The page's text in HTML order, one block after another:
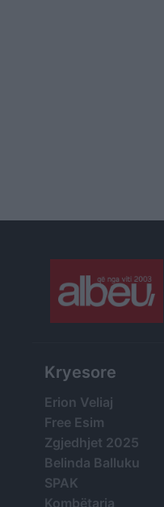
Kryesore
Erion Veliaj
Free Esim
Zgjedhjet 2025
Belinda Balluku
SPAK
Kombëtarja